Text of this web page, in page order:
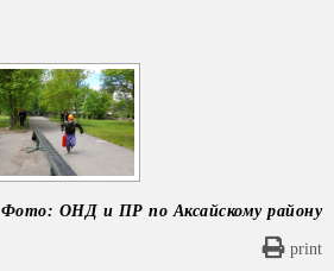
Фото: ОНД и ПР по Аксайскому району
print